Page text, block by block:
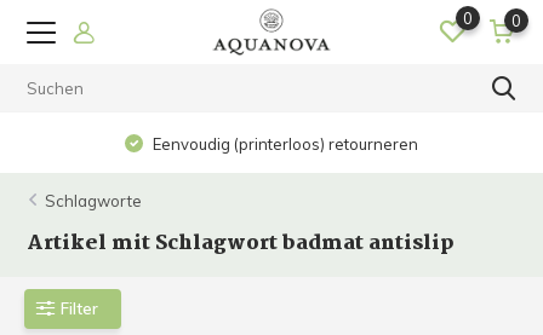
0 0
Eenvoudig (printerloos) retourneren
Schlagworte
Artikel mit Schlagwort badmat antislip
Filter